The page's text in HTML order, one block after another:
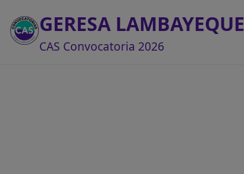
GERESA LAMBAYEQUE
CAS Convocatoria 2026